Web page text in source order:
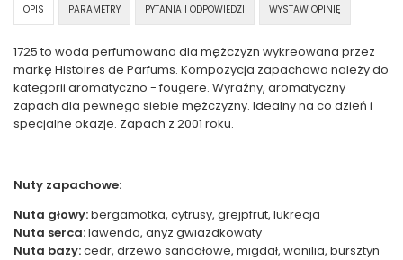
OPIS PARAMETRY PYTANIA I ODPOWIEDZI WYSTAW OPINIĘ
1725 to woda perfumowana dla mężczyzn wykreowana przez
markę Histoires de Parfums. Kompozycja zapachowa należy do
kategorii aromatyczno - fougere. Wyraźny, aromatyczny
zapach dla pewnego siebie mężczyzny. Idealny na co dzień i
specjalne okazje. Zapach z 2001 roku.
Nuty zapachowe:
Nuta głowy:bergamotka, cytrusy, grejpfrut, lukrecja
Nuta serca:lawenda, anyż gwiazdkowaty
Nuta bazy:cedr, drzewo sandałowe, migdał, wanilia, bursztyn